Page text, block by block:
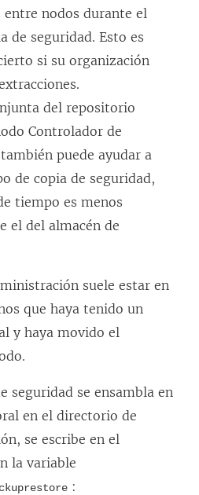
nodos durante el
de seguridad. Esto es
si su organización
del repositorio
Controlador de
puede ayudar a
de copia de seguridad,
tiempo es menos
el del almacén de
suele estar en
que haya tenido un
y haya movido el
seguridad se ensambla en
en el directorio de
se escribe en el
la variable
: